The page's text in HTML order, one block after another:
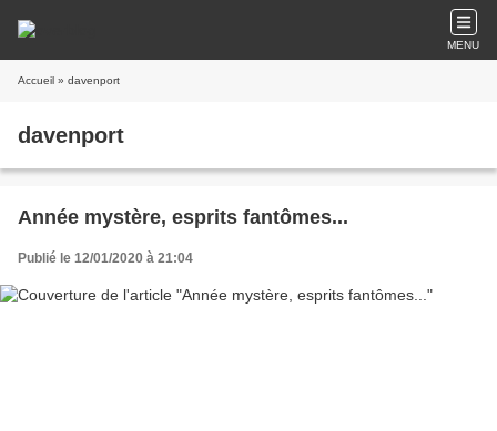
MENU
Accueil » davenport
davenport
Année mystère, esprits fantômes...
Publié le 12/01/2020 à 21:04